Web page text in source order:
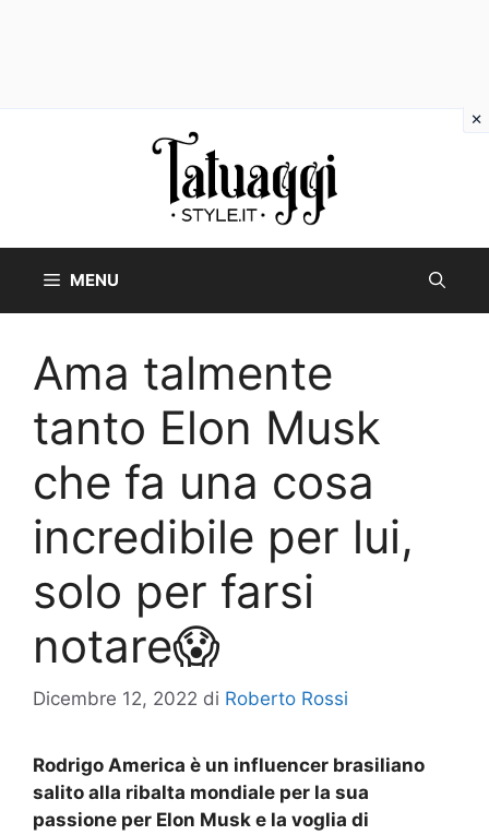
MENU
Ama talmente
tanto Elon Musk
che fa una cosa
incredibile per lui,
solo per farsi
notare😱
Dicembre 12, 2022 di Roberto Rossi
Rodrigo America è un influencer brasiliano
salito alla ribalta mondiale per la sua
passione per Elon Musk e la voglia di